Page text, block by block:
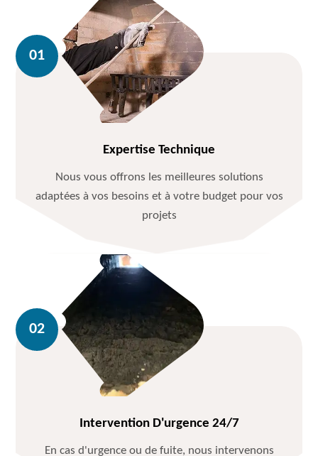
Expertise Technique
Nous vous offrons les meilleures solutions
adaptées à vos besoins et à votre budget pour vos
projets
Intervention D'urgence 24/7
En cas d'urgence ou de fuite, nous intervenons